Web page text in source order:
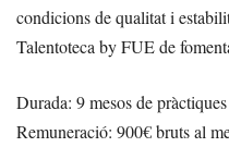
condicions de qualitat i
Talentoteca by FUE de
Durada: 9 mesos de
Remuneració: 900€ bruts al